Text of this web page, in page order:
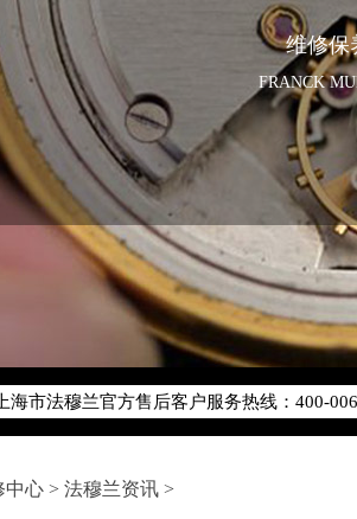
维修保
FRANCK
穆兰上海市售后服务网络优化升级公告
穆兰售后服务中心最新网点地址：
虹桥路3号港汇中心写字楼2座37层3705室
区南京东路299号宏伊国际广场写字楼8层806
中心 > 法穆兰资讯 >